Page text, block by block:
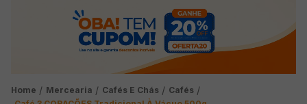
Mercearia Cafés E Chás
Cafés